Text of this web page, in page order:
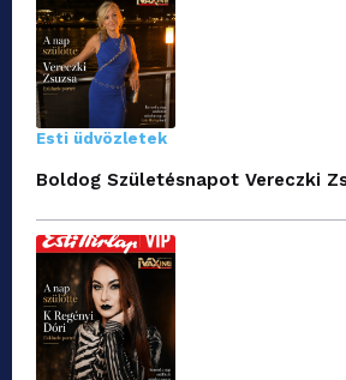
Esti üdvözletek
Boldog Születésnapot Vereczki